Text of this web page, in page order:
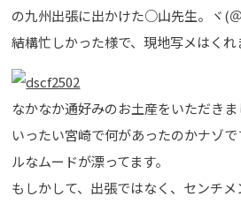
の九州出張に出かけた○山先生。ヾ(
結構忙しかった様で、現地写メはくれ
なかなか通好みのお土産をいただき
いったい宮崎で何があったのかナゾ
ルなムードが漂ってます。
もしかして、出張ではなく、センチ